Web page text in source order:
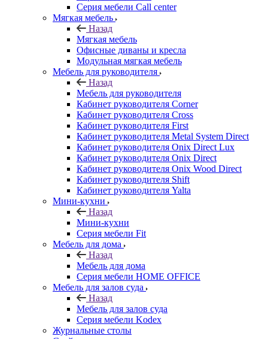
Серия мебели Call center
Мягкая мебель
Назад
Мягкая мебель
Офисные диваны и кресла
Модульная мягкая мебель
Мебель для руководителя
Назад
Мебель для руководителя
Кабинет руководителя Corner
Кабинет руководителя Cross
Кабинет руководителя First
Кабинет руководителя Metal System Direct
Кабинет руководителя Onix Direct Lux
Кабинет руководителя Onix Direct
Кабинет руководителя Onix Wood Direct
Кабинет руководителя Shift
Кабинет руководителя Yalta
Мини-кухни
Назад
Мини-кухни
Серия мебели Fit
Мебель для дома
Назад
Мебель для дома
Серия мебели HOME OFFICE
Мебель для залов суда
Назад
Мебель для залов суда
Серия мебели Kodex
Журнальные столы